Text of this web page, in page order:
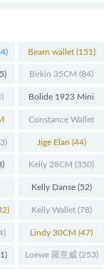
Bearn wallet(151)
Birkin 35CM (84)
Bolide 1923 Mini
(93)
Constance Wallet
(60)
Jige Elan (44)
Kelly 28CM (350)
Kelly Danse(52)
Kelly Wallet(78)
Lindy 30CM (47)
Loewe 羅意威(253)